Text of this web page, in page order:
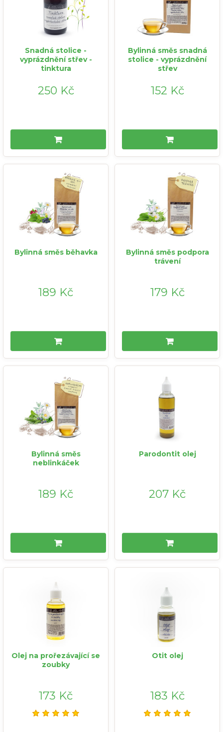
Snadná stolice -
vyprázdnění střev -
tinktura
250 Kč
Bylinná směs snadná
stolice - vyprázdnění
střev
152 Kč
Bylinná směs běhavka
189 Kč
Bylinná směs podpora
trávení
179 Kč
Bylinná směs
neblinkáček
189 Kč
Parodontit olej
207 Kč
Olej na prořezávající se
zoubky
173 Kč
Otit olej
183 Kč